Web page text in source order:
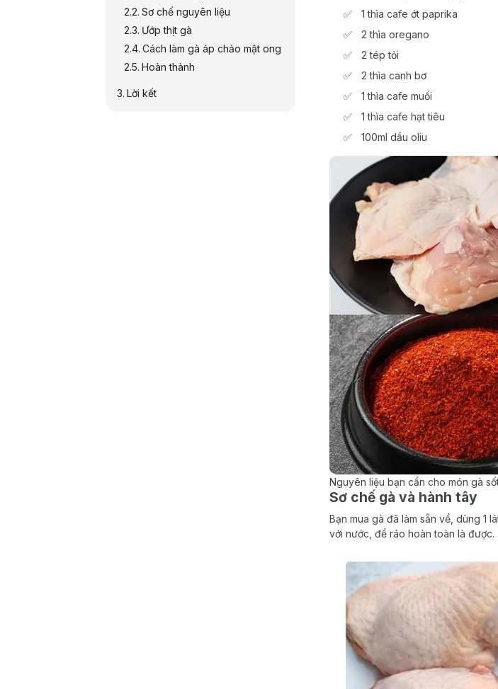
1 thìa cafe ớt paprika
2 thìa oregano
2 tép tỏi
2 thìa canh bơ
1 thìa cafe muối
1 thìa cafe hạt tiêu
100ml dầu oliu
Nguyên liệu bạn cần cho món gà
Sơ chế gà và hành tây
Bạn mua gà đã làm sẵn về, dùng 1
với nước, để ráo hoàn toàn là được.
Sơ chế nguyên liệu
Ướp thịt gà
Cách làm gà áp chảo mật ong
Hoàn thành
Lời kết